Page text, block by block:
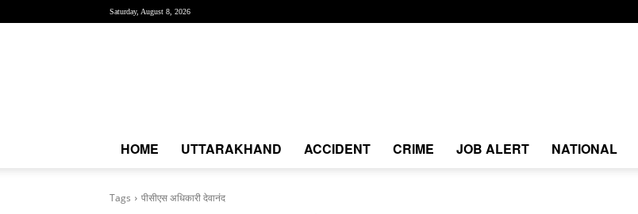
Saturday, August 8, 2026
HOME UTTARAKHAND ACCIDENT CRIME JOB ALERT NATIONAL
Tags पीसीएस अधिकारी देवानंद